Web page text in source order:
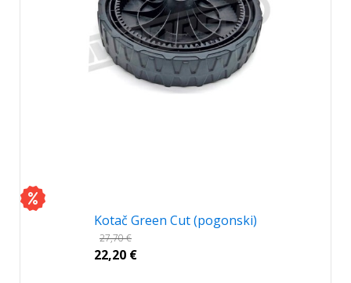
Kotač Green Cut (pogonski)
27,70€
22,20 €